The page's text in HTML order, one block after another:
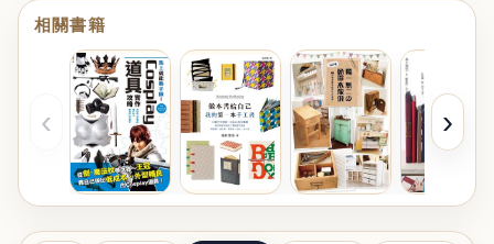
相關書籍
‹ ›